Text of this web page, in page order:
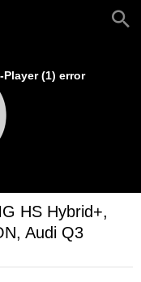
(1) error
HS Hybrid+,
Audi Q3